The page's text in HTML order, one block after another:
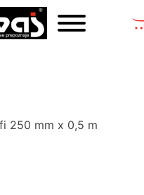
250 mm x 0,5 m